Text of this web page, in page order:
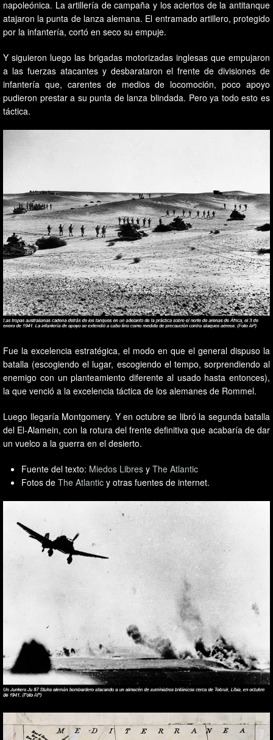
napoleónica. La artillería de campaña y los aciertos de la antitanque
atajaron la punta de lanza alemana. El entramado artillero, protegido
por la infantería, cortó en seco su empuje.
Y siguieron luego las brigadas motorizadas inglesas que empujaron
a las fuerzas atacantes y desbarataron el frente de divisiones de
infantería que, carentes de medios de locomoción, poco apoyo
pudieron prestar a su punta de lanza blindada. Pero ya todo esto es
táctica.
Fue la excelencia estratégica, el modo en que el general dispuso la
batalla (escogiendo el lugar, escogiendo el tempo, sorprendiendo al
enemigo con un planteamiento diferente al usado hasta entonces),
la que venció a la excelencia táctica de los alemanes de Rommel.
Luego llegaría Montgomery. Y en octubre se libró la segunda batalla
del El-Alamein, con la rotura del frente definitiva que acabaría de dar
un vuelco a la guerra en el desierto.
Fuente del texto: Miedos Libres y The Atlantic
Fotos de The Atlantic y otras fuentes de internet.